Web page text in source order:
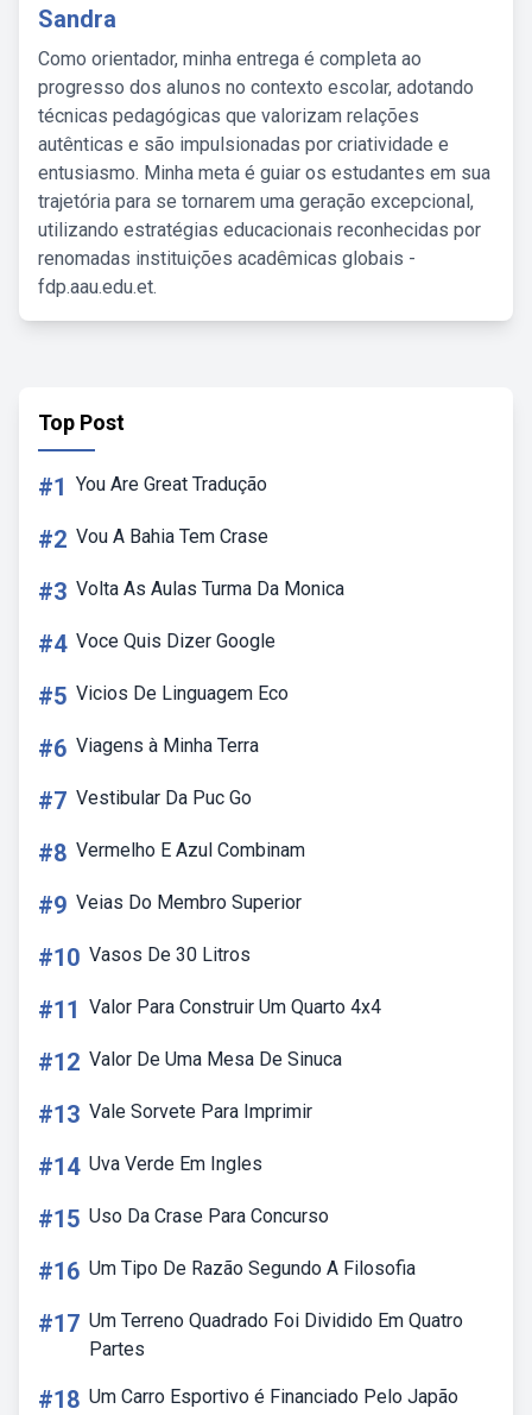
Sandra
Como orientador, minha entrega é completa ao
progresso dos alunos no contexto escolar, adotando
técnicas pedagógicas que valorizam relações
autênticas e são impulsionadas por criatividade e
entusiasmo. Minha meta é guiar os estudantes em sua
trajetória para se tornarem uma geração excepcional,
utilizando estratégias educacionais reconhecidas por
renomadas instituições acadêmicas globais -
fdp.aau.edu.et.
Top Post
#1 You Are Great Tradução
#2 Vou A Bahia Tem Crase
#3 Volta As Aulas Turma Da Monica
#4 Voce Quis Dizer Google
#5 Vicios De Linguagem Eco
#6 Viagens à Minha Terra
#7 Vestibular Da Puc Go
#8 Vermelho E Azul Combinam
#9 Veias Do Membro Superior
#10 Vasos De 30 Litros
#11 Valor Para Construir Um Quarto 4x4
#12 Valor De Uma Mesa De Sinuca
#13 Vale Sorvete Para Imprimir
#14 Uva Verde Em Ingles
#15 Uso Da Crase Para Concurso
#16 Um Tipo De Razão Segundo A Filosofia
#17 Um Terreno Quadrado Foi Dividido Em Quatro
Partes
#18 Um Carro Esportivo é Financiado Pelo Japão